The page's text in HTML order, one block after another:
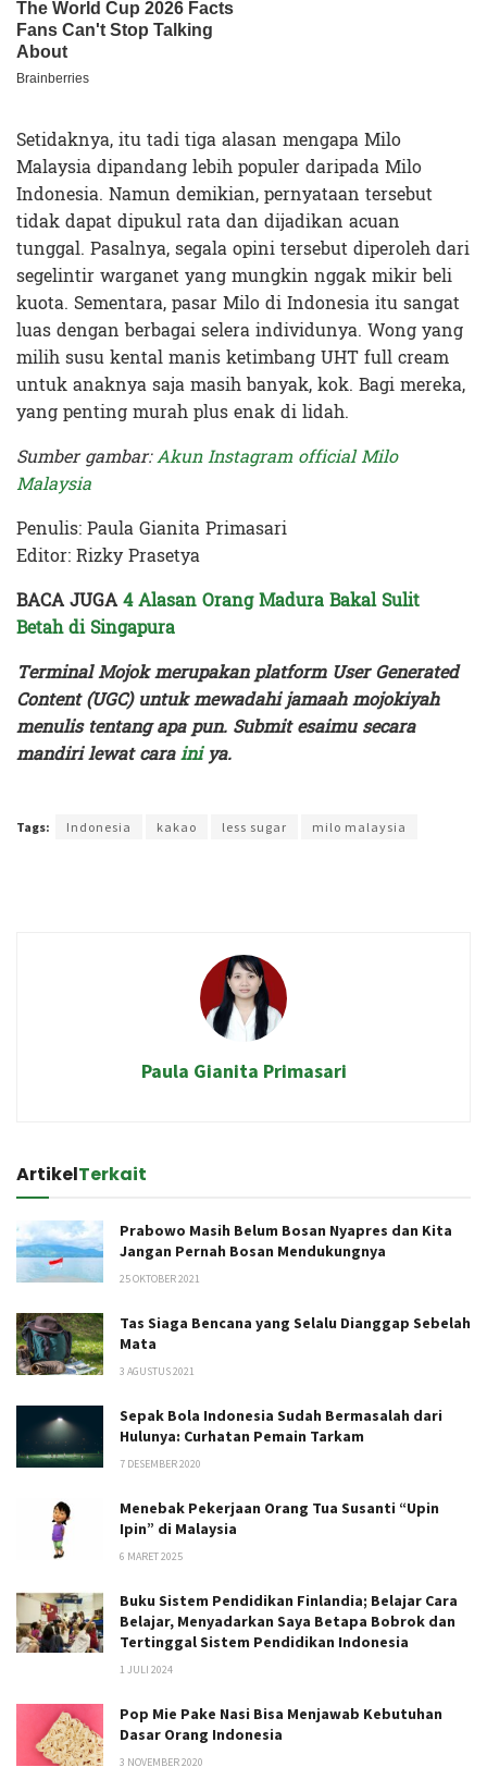
Setidaknya, itu tadi tiga alasan mengapa Milo
Malaysia dipandang lebih populer daripada Milo
Indonesia. Namun demikian, pernyataan tersebut
tidak dapat dipukul rata dan dijadikan acuan
tunggal. Pasalnya, segala opini tersebut diperoleh dari
segelintir warganet yang mungkin nggak mikir beli
kuota. Sementara, pasar Milo di Indonesia itu sangat
luas dengan berbagai selera individunya. Wong yang
milih susu kental manis ketimbang UHT full cream
untuk anaknya saja masih banyak, kok. Bagi mereka,
yang penting murah plus enak di lidah.
Sumber gambar:Akun Instagram official Milo
Malaysia
Penulis: Paula Gianita Primasari
Editor: Rizky Prasetya
BACA JUGA4 Alasan Orang Madura Bakal Sulit
Betah di Singapura
Terminal Mojok merupakan platform User Generated
Content (UGC) untuk mewadahi jamaah mojokiyah
menulis tentang apa pun. Submit esaimu secara
mandiri lewat carainiya.
Tags: Indonesia kakao less sugar milo malaysia
Paula Gianita Primasari
ArtikelTerkait
Prabowo Masih Belum Bosan Nyapres dan Kita
Jangan Pernah Bosan Mendukungnya
25 OKTOBER 2021
Tas Siaga Bencana yang Selalu Dianggap Sebelah
Mata
3 AGUSTUS 2021
Sepak Bola Indonesia Sudah Bermasalah dari
Hulunya: Curhatan Pemain Tarkam
7 DESEMBER 2020
Menebak Pekerjaan Orang Tua Susanti “Upin
Ipin” di Malaysia
6 MARET 2025
Buku Sistem Pendidikan Finlandia; Belajar Cara
Belajar, Menyadarkan Saya Betapa Bobrok dan
Tertinggal Sistem Pendidikan Indonesia
1 JULI 2024
Pop Mie Pake Nasi Bisa Menjawab Kebutuhan
Dasar Orang Indonesia
3 NOVEMBER 2020